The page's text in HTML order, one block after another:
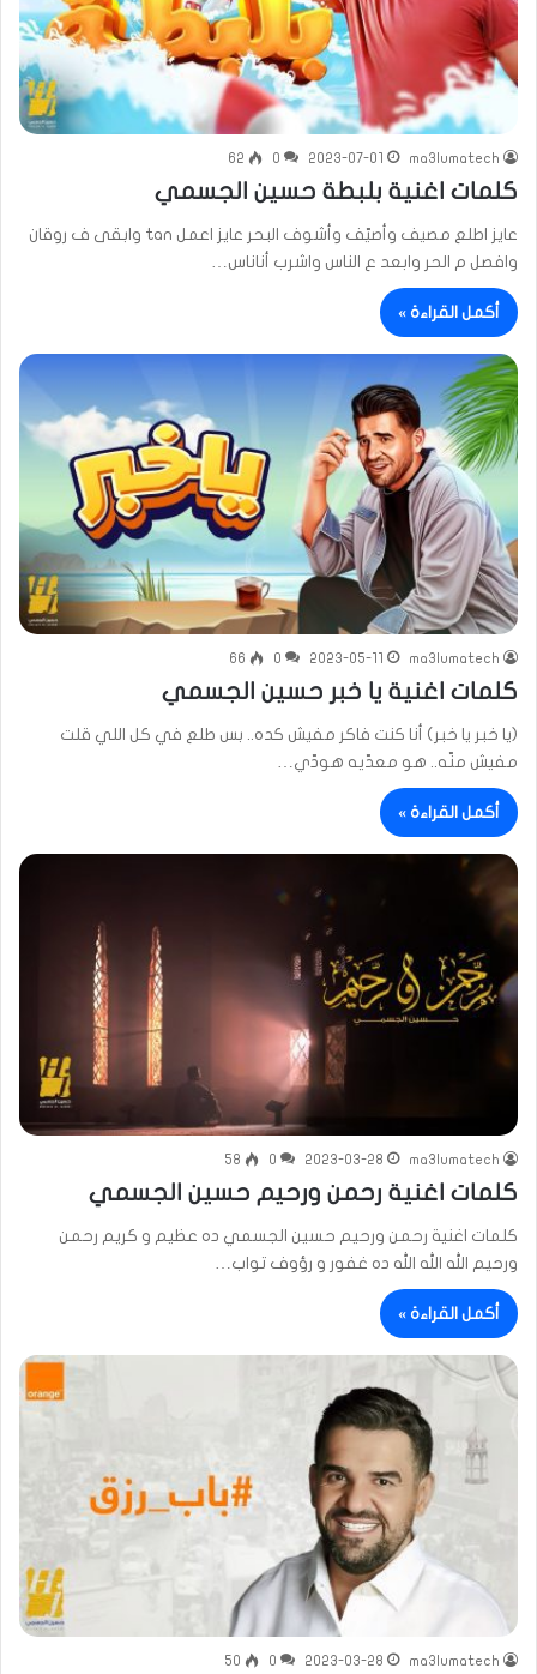
ma3lumatech
2023-07-01
0
62
كلمات اغنية بلبطة حسين الجسمي
عايز اطلع مصيف وأصيّف وأشوف البحر عايز اعمل tan وابقى ف روقان
وافصل م الحر وابعد ع الناس واشرب أناناس…
أكمل القراءة »
ma3lumatech
2023-05-11
0
66
كلمات اغنية يا خبر حسين الجسمي
(يا خبر يا خبر) أنا كنت فاكر مفيش كده.. بس طلع في كل اللي قلت
مفيش منّه.. هو معدّيه هودّي…
أكمل القراءة »
ma3lumatech
2023-03-28
0
58
كلمات اغنية رحمن ورحيم حسين الجسمي
كلمات اغنية رحمن ورحيم حسين الجسمي ده عظيم و كريم رحمن
ورحيم الله الله الله ده غفور و رؤوف تواب…
أكمل القراءة »
ma3lumatech
2023-03-28
0
50